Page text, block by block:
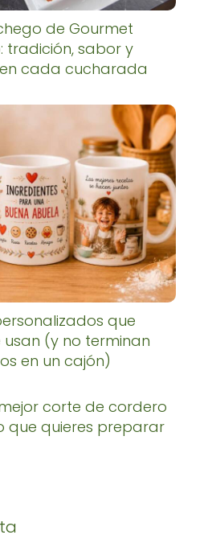
de Gourmet
tradición, sabor y
cada cucharada
que
(y no terminan
en un cajón)
corte de cordero
que quieres preparar